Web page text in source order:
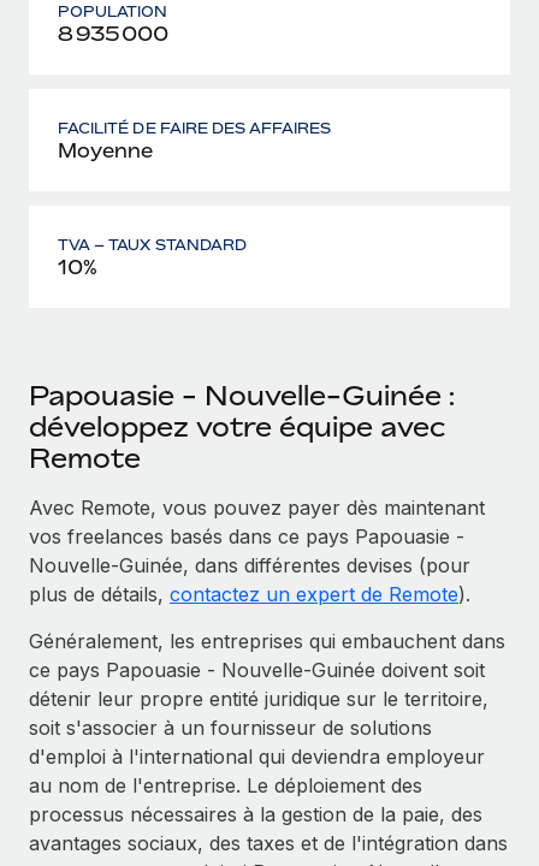
POPULATION
8 935 000
FACILITÉ DE FAIRE DES AFFAIRES
Moyenne
TVA – TAUX STANDARD
10%
Papouasie - Nouvelle-Guinée :
développez votre équipe avec
Remote
Avec Remote, vous pouvez payer dès maintenant
vos freelances basés dans ce pays Papouasie -
Nouvelle-Guinée, dans différentes devises (pour
plus de détails, contactez un expert de Remote).
Généralement, les entreprises qui embauchent dans
ce pays Papouasie - Nouvelle-Guinée doivent soit
détenir leur propre entité juridique sur le territoire,
soit s'associer à un fournisseur de solutions
d'emploi à l'international qui deviendra employeur
au nom de l'entreprise. Le déploiement des
processus nécessaires à la gestion de la paie, des
avantages sociaux, des taxes et de l'intégration dans